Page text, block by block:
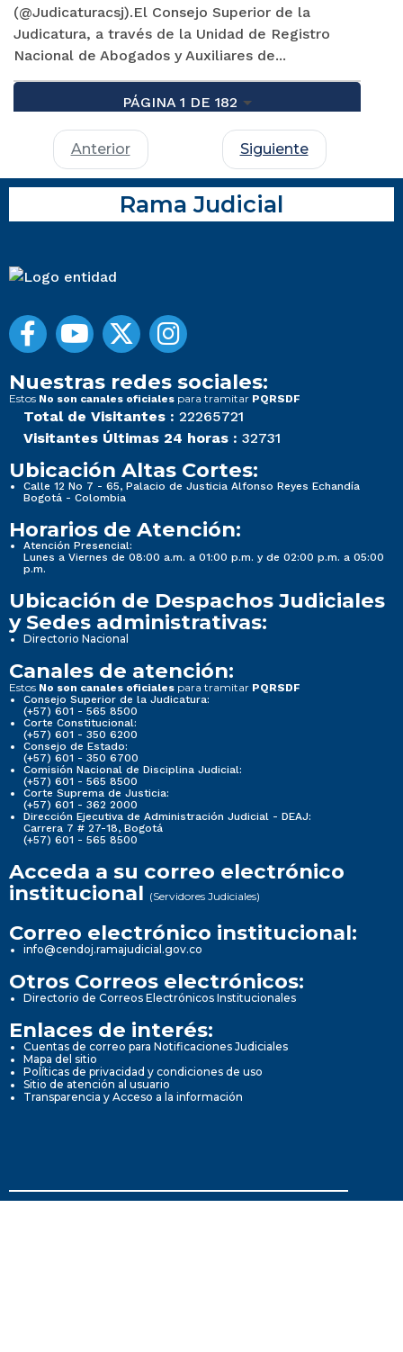
(@Judicaturacsj).El Consejo Superior de la
Judicatura, a través de la Unidad de Registro
Nacional de Abogados y Auxiliares de...
PÁGINA 1 DE 182
Anterior Siguiente
Rama Judicial
Nuestras redes sociales:
Estos No son canales oficiales para tramitar PQRSDF
Total de Visitantes : 22265721
Visitantes Últimas 24 horas : 32731
Ubicación Altas Cortes:
Calle 12 No 7 - 65, Palacio de Justicia Alfonso Reyes Echandía
Bogotá - Colombia
Horarios de Atención:
Atención Presencial:
Lunes a Viernes de 08:00 a.m. a 01:00 p.m. y de 02:00 p.m. a 05:00
p.m.
Ubicación de Despachos Judiciales
y Sedes administrativas:
Directorio Nacional
Canales de atención:
Estos No son canales oficiales para tramitar PQRSDF
Consejo Superior de la Judicatura:
(+57) 601 - 565 8500
Corte Constitucional:
(+57) 601 - 350 6200
Consejo de Estado:
(+57) 601 - 350 6700
Comisión Nacional de Disciplina Judicial:
(+57) 601 - 565 8500
Corte Suprema de Justicia:
(+57) 601 - 362 2000
Dirección Ejecutiva de Administración Judicial - DEAJ:
Carrera 7 # 27-18, Bogotá
(+57) 601 - 565 8500
Acceda a su correo electrónico
institucional (Servidores Judiciales)
Correo electrónico institucional:
info@cendoj.ramajudicial.gov.co
Otros Correos electrónicos:
Directorio de Correos Electrónicos Institucionales
Enlaces de interés:
Cuentas de correo para Notificaciones Judiciales
Mapa del sitio
Políticas de privacidad y condiciones de uso
Sitio de atención al usuario
Transparencia y Acceso a la información